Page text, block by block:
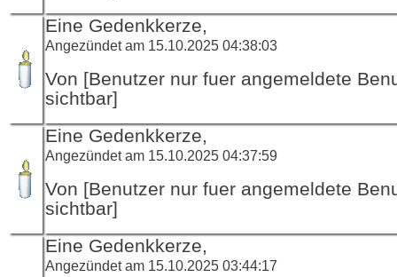
Eine Gedenkkerze,
Angezündet am 15.10.2025 04:38:03
Von [Benutzer nur fuer angemeldete
sichtbar]
Eine Gedenkkerze,
Angezündet am 15.10.2025 04:37:59
Von [Benutzer nur fuer angemeldete
sichtbar]
Eine Gedenkkerze,
Angezündet am 15.10.2025 03:44:17